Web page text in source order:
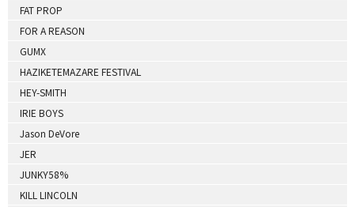
FAT PROP
FOR A REASON
GUMX
HAZIKETEMAZARE FESTIVAL
HEY-SMITH
IRIE BOYS
Jason DeVore
JER
JUNKY58%
KILL LINCOLN